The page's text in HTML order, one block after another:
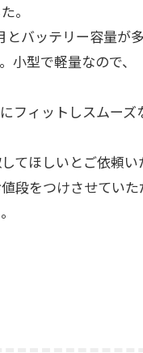
。
バッテリー容量が
小型で軽量なので、
フィットしスムーズ
てほしいとご依頼い
段をつけさせていた